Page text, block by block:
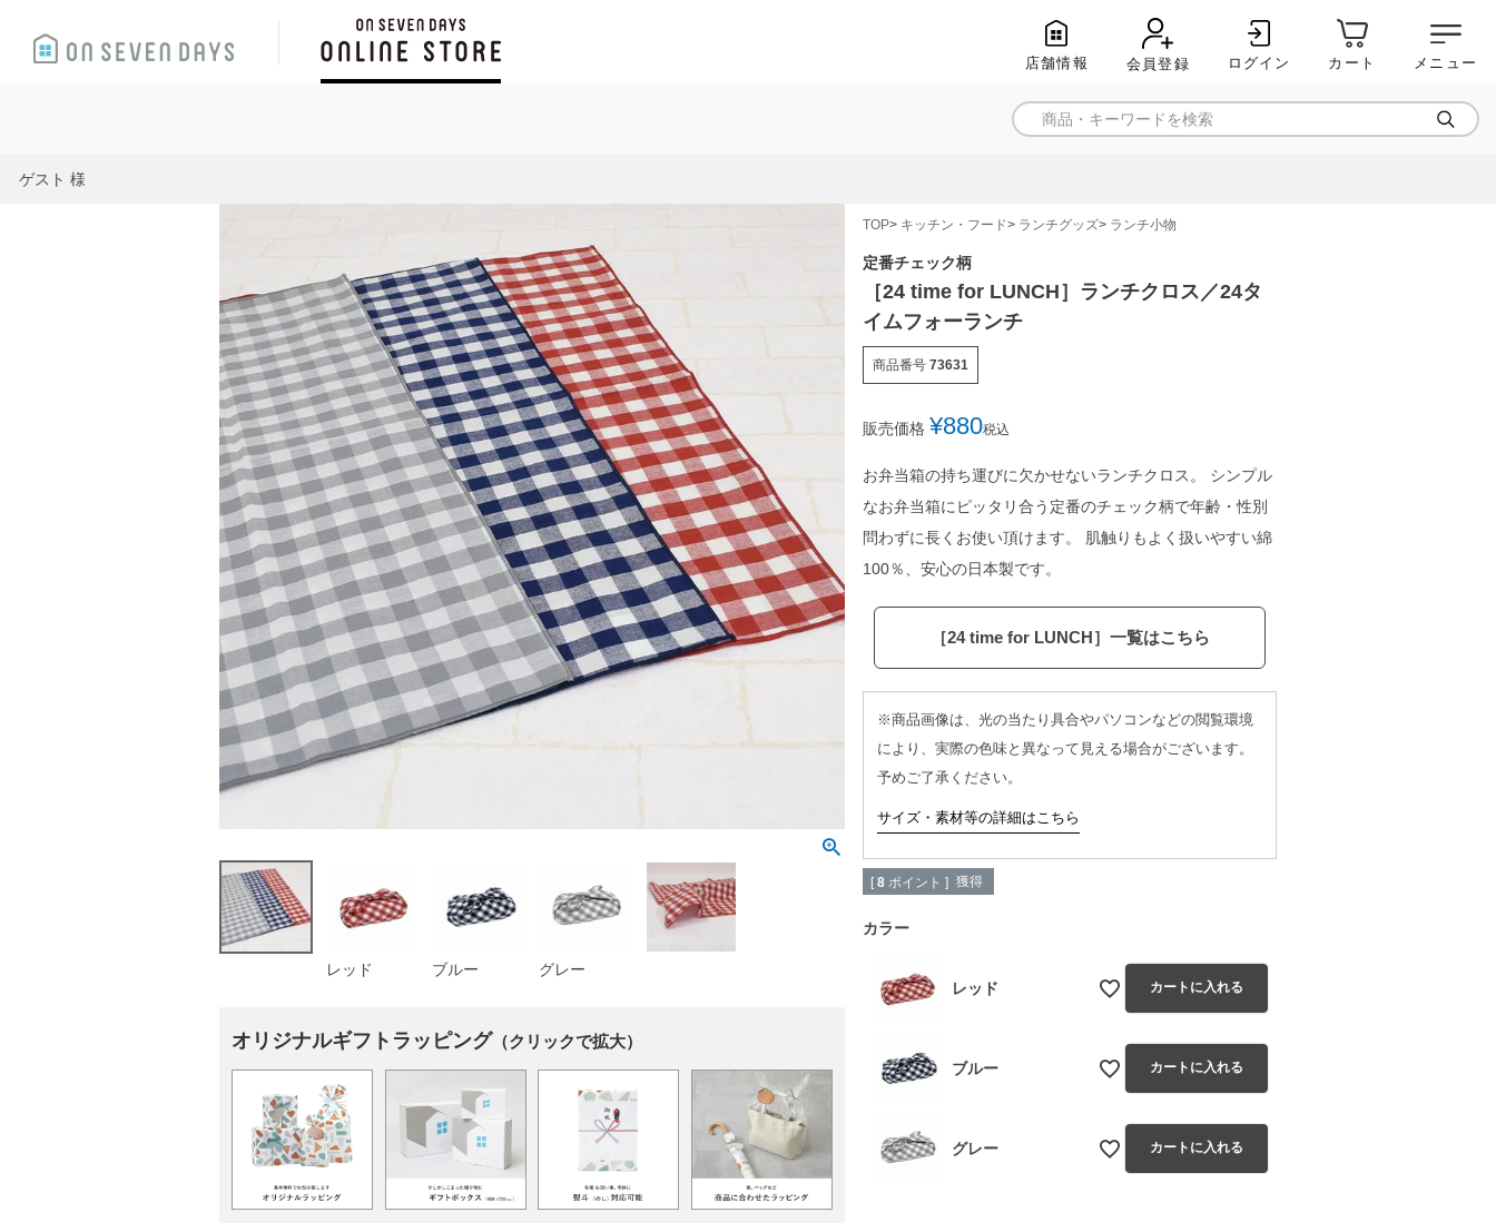
店舗情報 会員登録 ログイン カート メニュー
ゲスト 様
レッド ブルー グレー
オリジナルギフトラッピング（クリックで拡大）
TOP キッチン・フード ランチグッズ ランチ小物
定番チェック柄
［24 time for LUNCH］ランチクロス／24タ
イムフォーランチ
商品番号 73631
販売価格 ¥880税込
お弁当箱の持ち運びに欠かせないランチクロス。 シンプル
なお弁当箱にピッタリ合う定番のチェック柄で年齢・性別
問わずに長くお使い頂けます。 肌触りもよく扱いやすい綿
100％、安心の日本製です。
［24 time for LUNCH］一覧はこちら
※商品画像は、光の当たり具合やパソコンなどの閲覧環境
により、実際の色味と異なって見える場合がございます。
予めご了承ください。
サイズ・素材等の詳細はこちら
[ 8 ポイント ] 獲得
カラー
レッド カートに入れる
ブルー カートに入れる
グレー カートに入れる